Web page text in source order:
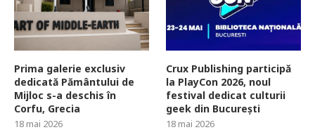
Prima galerie exclusiv
dedicată Pământului de
Mijloc s-a deschis în
Corfu, Grecia
18 mai 2026
Crux Publishing participă
la PlayCon 2026, noul
festival dedicat culturii
geek din București
18 mai 2026